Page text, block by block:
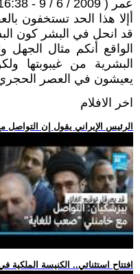
عمر ( 2009 / 6 / 9 - 16:38 )
أإلا هذا الحد تستخفون
قد انحل في البشر كون
الواقع أنكم مثال
البشرية من غيبوبتها
يعيشون في العصر
اخر الافلام
.. الرئيس الإيراني يقول إن
.. افتتاح استثنائي.. الكنيسة